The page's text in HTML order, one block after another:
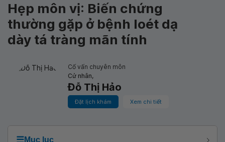
Hẹp môn vị: Biến chứng
thường gặp ở bệnh loét dạ
dày tá tràng mãn tính
Cố vấn chuyên môn
Cử nhân,
Đỗ Thị Hảo
Đặt lịch khám Xem chi tiết
☰Mục lục